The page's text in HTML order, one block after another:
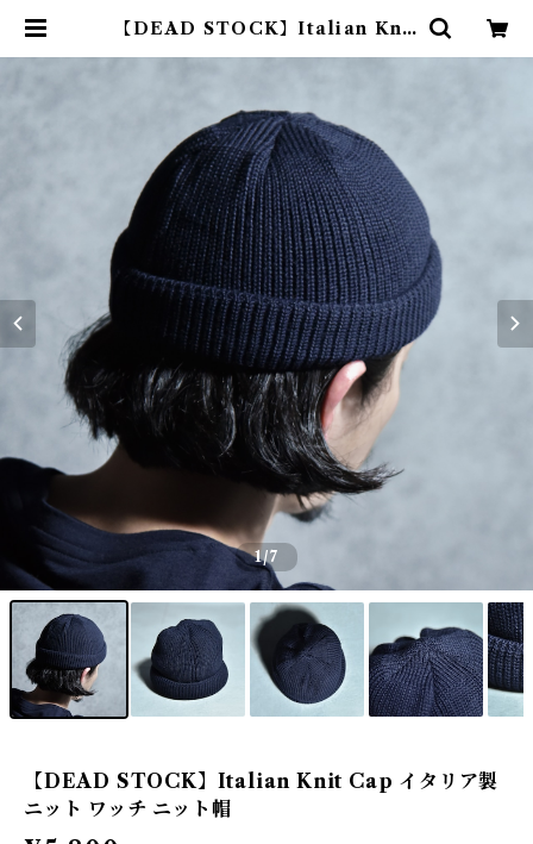
【DEAD STOCK】Italian Knit
1/7
【DEAD STOCK】Italian Knit Cap イタリア製
ニット ワッチ ニット帽